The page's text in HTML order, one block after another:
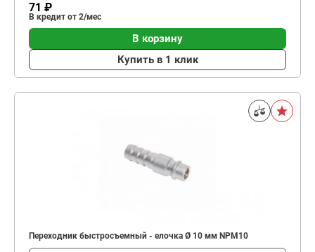
71 ₽
В кредит от 2/мес
В корзину
Купить в 1 клик
Переходник быстросъемный - елочка Ø 10 мм NPM10